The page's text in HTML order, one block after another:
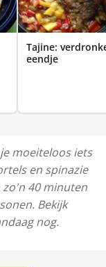
Tajine:
eendje
moeiteloos iets
en spinazie
40 minuten
Bekijk
nog.